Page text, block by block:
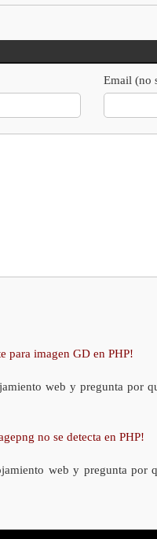
Email (no
para imagen GD en PHP!
web y pregunta por
no se detecta en PHP!
web y pregunta por